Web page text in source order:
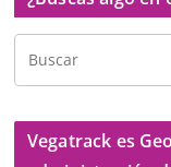
Vegatrack es